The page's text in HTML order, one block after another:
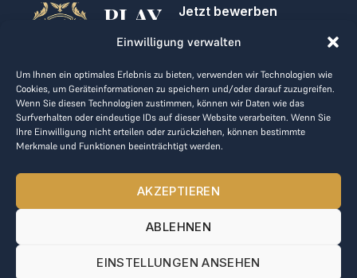
Einwilligung verwalten
Um Ihnen ein optimales Erlebnis zu bieten, verwenden wir Technologien wie
Cookies, um Geräteinformationen zu speichern und/oder darauf zuzugreifen.
Wenn Sie diesen Technologien zustimmen, können wir Daten wie das
Surfverhalten oder eindeutige IDs auf dieser Website verarbeiten. Wenn Sie
Ihre Einwilligung nicht erteilen oder zurückziehen, können bestimmte
Merkmale und Funktionen beeinträchtigt werden.
AKZEPTIEREN
ABLEHNEN
EINSTELLUNGEN ANSEHEN
PLAY
GOLF,
MAKE
BUSINESS
Jetzt bewerben
Kontakt
AGB
Datenrichtlinie
kontakt@the-loge.com
Unser freundliches Team hilft Ihnen gerne weiter.
Mo-Fr von 8:00 bis 17:00 Uhr.
© 2025 The LOGE. Alle Rechte vorbehalten.